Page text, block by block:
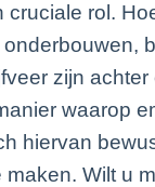
rol.
zijn
waarop
hiervan
Wilt u